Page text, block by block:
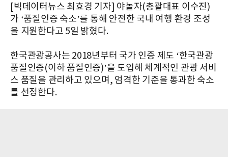
[빅데이터뉴스 최효경 기자] 야놀자(총괄대표 이수진)
가 ‘품질인증 숙소’를 통해 안전한 국내 여행 환경 조성
을 지원한다고 5일 밝혔다.
한국관광공사는 2018년부터 국가 인증 제도 ‘한국관광
품질인증(이하 품질인증)’을 도입해 체계적인 관광 서비
스 품질을 관리하고 있으며, 엄격한 기준을 통과한 숙소
를 선정한다.